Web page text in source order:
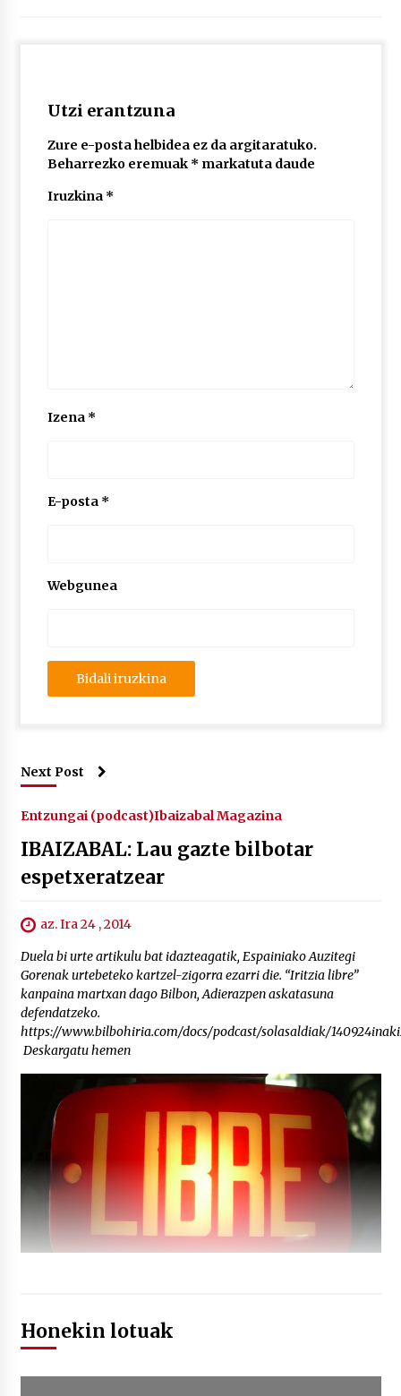
2026/07/03
SOINUGELA: Paul McCartney eta Ringo Starr-en
Utzi erantzuna
Zure e-posta helbidea ez da argitaratuko.
Beharrezko eremuak * markatuta daude
Iruzkina *
Izena *
E-posta *
Webgunea
Next Post
Entzungai (podcast)Ibaizabal Magazina
IBAIZABAL: Lau gazte bilbotar
espetxeratzear
az. Ira 24 , 2014
Duela bi urte artikulu bat idazteagatik, Espainiako Auzitegi
Gorenak urtebeteko kartzel-zigorra ezarri die. “Iritzia libre”
kanpaina martxan dago Bilbon, Adierazpen askatasuna
defendatzeko.
https://www.bilbohiria.com/docs/podcast/solasaldiak/
Deskargatu hemen
Honekin lotuak